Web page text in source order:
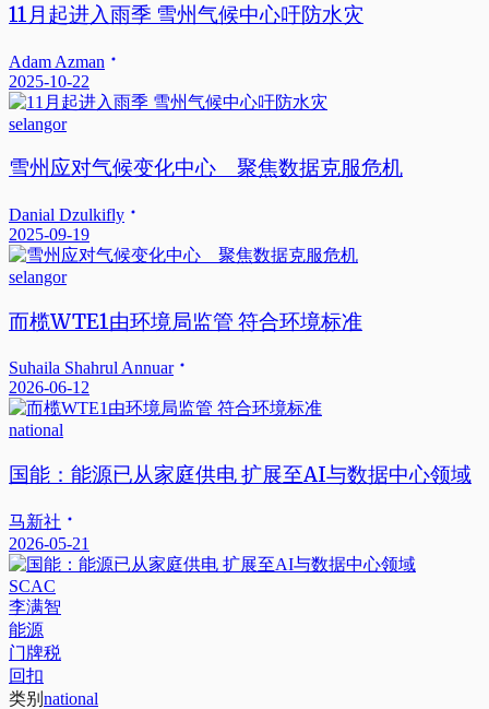
11月起进入雨季 雪州气候中心吁防水灾
Adam Azman
2025-10-22
selangor
雪州应对气候变化中心 聚焦数据克服危机
Danial Dzulkifly
2025-09-19
selangor
而榄WTE1由环境局监管 符合环境标准
Suhaila Shahrul Annuar
2026-06-12
national
国能：能源已从家庭供电 扩展至AI与数据中心领域
马新社
2026-05-21
SCAC
李满智
能源
门牌税
回扣
类别 national